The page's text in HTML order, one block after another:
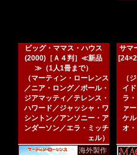
ビッグ・ママス・ハウス
(2000)［Ａ４判］≪新品
≫（1人1冊まで）
（マーティン・ローレンス
／ニア・ロング／ポール・
ジアマッティ／テレンス・
ハワード／ジャッシャ・ワ
シントン／アンソニー・ア
ンダーソン／エラ・ミッチ
ェル）
海外製作
サマ
（
イ
ラ
ァ
ケ
オ